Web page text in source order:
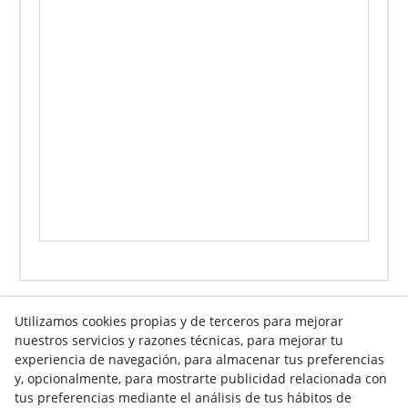
Info venta online
Utilizamos cookies propias y de terceros para mejorar
nuestros servicios y razones técnicas, para mejorar tu
experiencia de navegación, para almacenar tus preferencias
y, opcionalmente, para mostrarte publicidad relacionada con
tus preferencias mediante el análisis de tus hábitos de